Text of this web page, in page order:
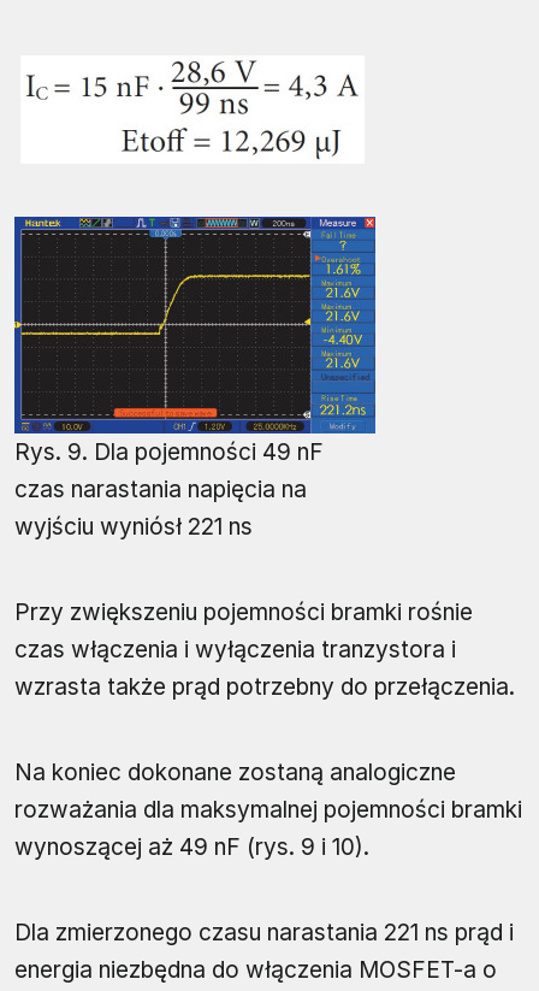
Rys. 9. Dla pojemności 49 nF
czas narastania napięcia na
wyjściu wyniósł 221 ns
Przy zwiększeniu pojemności bramki rośnie
czas włączenia i wyłączenia tranzystora i
wzrasta także prąd potrzebny do przełączenia.
Na koniec dokonane zostaną analogiczne
rozważania dla maksymalnej pojemności bramki
wynoszącej aż 49 nF (rys. 9 i 10).
Dla zmierzonego czasu narastania 221 ns prąd i
energia niezbędna do włączenia MOSFET-a o